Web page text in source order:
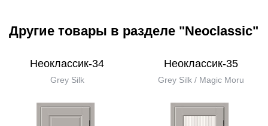
Другие товары в разделе "Neoclassic"
Неоклассик-34
Grey Silk
Неоклассик-35
Grey Silk / Magic Moru